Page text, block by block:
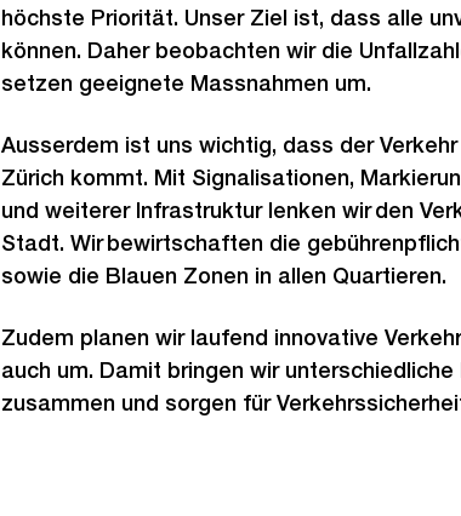
höchste Priorität. Unser Ziel ist, dass alle
können. Daher beobachten wir die
setzen geeignete Massnahmen um.
Ausserdem ist uns wichtig, dass der
Zürich kommt. Mit Signalisationen,
und weiterer Infrastruktur lenken wir den
Stadt. Wir bewirtschaften die
sowie die Blauen Zonen in allen Quartieren.
Zudem planen wir laufend innovative
auch um. Damit bringen wir
zusammen und sorgen für